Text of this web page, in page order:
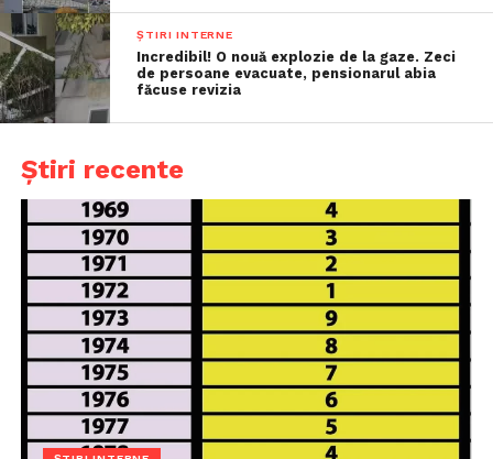
ȘTIRI INTERNE
Incredibil! O nouă explozie de la gaze. Zeci
de persoane evacuate, pensionarul abia
făcuse revizia
Știri recente